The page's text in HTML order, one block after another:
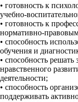
• готовность к
учебно-
• готовность к
нормативно-
• способность
обучения и
• способность
нравственного
деятельности;
• способность
поддерживать